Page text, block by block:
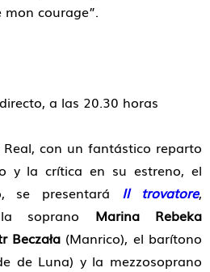
courage”.
a las 20.30 horas
con un fantástico reparto
y la crítica en su estreno, el
se presentará Il trovatore,
soprano Marina Rebeka
Beczała (Manrico), el barítono
de Luna) y la mezzosoprano